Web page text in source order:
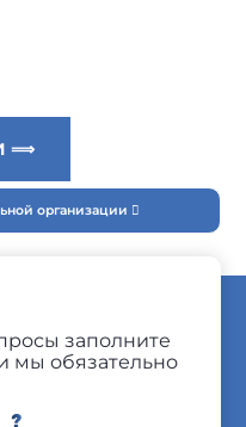
⟹
организации
заполните
мы обязательно